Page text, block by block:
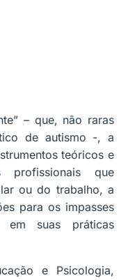
– que, não raras
de autismo -, a
teóricos e
profissionais que
ou do trabalho, a
para os impasses
suas práticas
e Psicologia,